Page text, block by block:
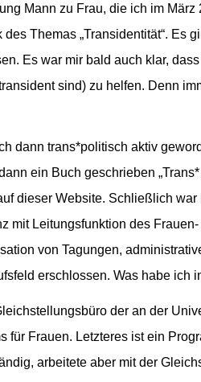
Mann zu Frau, die ich im
Themas „Transidentität“. Es
Es war mir bald auch klar,
sind) zu helfen. Denn
dann trans*politisch aktiv
ein Buch geschrieben
dieser Website. Schließlich
mit Leitungsfunktion des
von Tagungen,
erschlossen. Was habe ich
der an der
Frauen. Letzteres ist ein
arbeitete aber mit der